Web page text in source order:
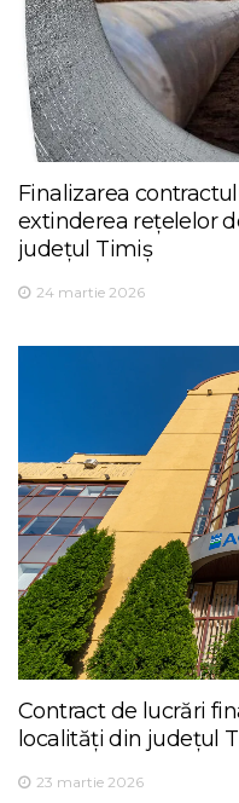
Finalizarea
extinderea rețelelor
județul Timiș
24 martie 2026
Contract de lucrări
localități din județul
23 martie 2026